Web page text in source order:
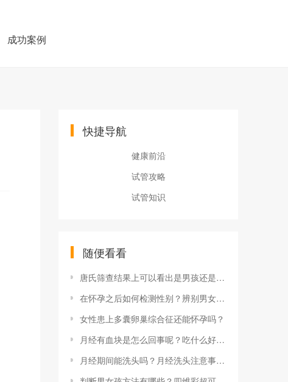
成功案例
快捷导航
健康前沿
试管攻略
试管知识
随便看看
唐氏筛查结果上可以看出是男孩还是女孩吗？是真的还是巧合？
在怀孕之后如何检测性别？辨别男女准确吗？
女性患上多囊卵巢综合征还能怀孕吗？
月经有血块是怎么回事呢？吃什么好呢？
月经期间能洗头吗？月经洗头注意事项有哪些？